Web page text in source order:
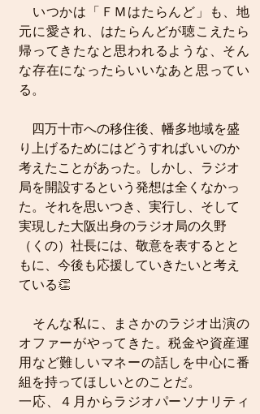
いつかは「ＦＭはたらんど」も、地
元に愛され、はたらんどが聴こえたら
帰ってきたなと思われるような、そん
な存在になったらいいなあと思ってい
る。
四万十市への移住後、幡多地域を盛
り上げるためにはどうすればいいのか
考えたことがあった。しかし、ラジオ
局を開設するという発想は全くなかっ
た。それを思いつき、実行し、そして
実現した大阪出身のラジオ局の久野
（くの）社長には、敬意を表するとと
もに、今後も応援していきたいと考え
ている👏
そんな私に、まさかのラジオ出演の
オファーがやってきた。税金や資産運
用など難しいマネーの話しを中心に番
組を持ってほしいとのことだ。
一応、４月からラジオパーソナリティ